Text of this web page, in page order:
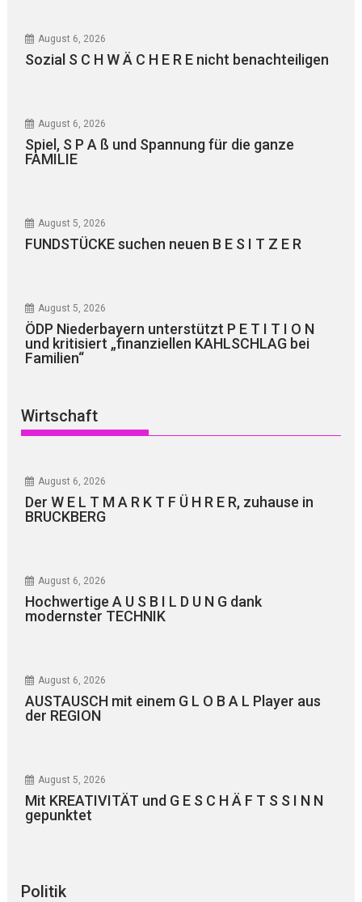
August 6, 2026
Sozial S C H W Ä C H E R E nicht benachteiligen
August 6, 2026
Spiel, S P A ß und Spannung für die ganze
FAMILIE
August 5, 2026
FUNDSTÜCKE suchen neuen B E S I T Z E R
August 5, 2026
ÖDP Niederbayern unterstützt P E T I T I O N
und kritisiert „finanziellen KAHLSCHLAG bei
Familien“
Wirtschaft
August 6, 2026
Der W E L T M A R K T F Ü H R E R, zuhause in
BRUCKBERG
August 6, 2026
Hochwertige A U S B I L D U N G dank
modernster TECHNIK
August 6, 2026
AUSTAUSCH mit einem G L O B A L Player aus
der REGION
August 5, 2026
Mit KREATIVITÄT und G E S C H Ä F T S S I N N
gepunktet
Politik